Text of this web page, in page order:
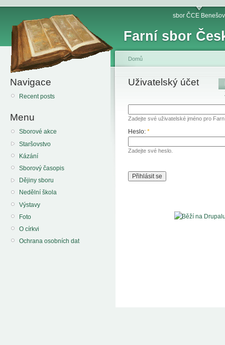
Farní sbor
sbor ČCE Benešov
Navigace
Recent posts
Menu
Sborové akce
Staršovstvo
Kázání
Sborový časopis
Dějiny sboru
Nedělní škola
Výstavy
Foto
O církvi
Ochrana osobních dat
Domů
Uživatelský účet
Zadejte své uživatelské jméno pro
Heslo: *
Zadejte své heslo.